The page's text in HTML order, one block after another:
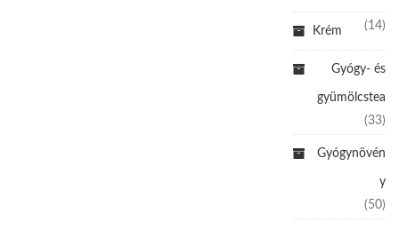
Krém (14)
Gyógy- és
gyümölcstea
(33)
Gyógynövén
y
(50)